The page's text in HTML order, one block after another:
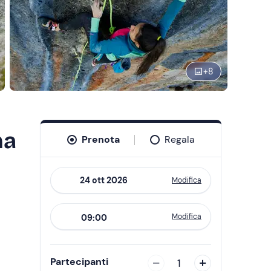
+8
Prenota Regala
forward
to
interact
with
Modifica
09:00 Modifica
Partecipanti 1